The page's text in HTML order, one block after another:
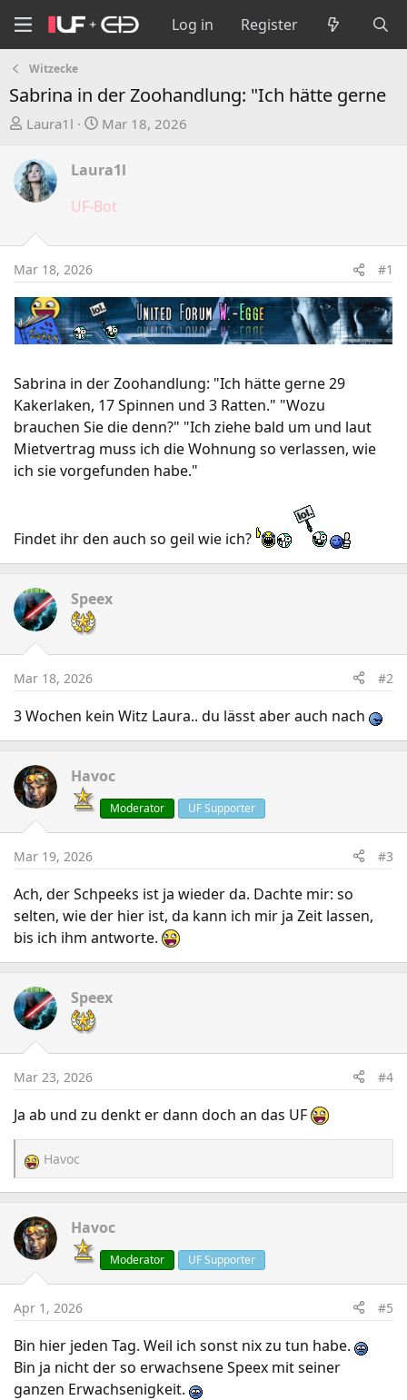
Log in Register
Witzecke
Sabrina in der Zoohandlung: "Ich hätte gerne
T
r
e
a
s
a
r
t
e
Laura1l
S
t
a
e
Mar 18, 2026
Laura1l
UF-Bot
Mar 18, 2026 #1
Sabrina in der Zoohandlung: "Ich hätte gerne 29
Kakerlaken, 17 Spinnen und 3 Ratten." "Wozu
brauchen Sie die denn?" "Ich ziehe bald um und laut
Mietvertrag muss ich die Wohnung so verlassen, wie
ich sie vorgefunden habe."
Findet ihr den auch so geil wie ich?
Speex
Mar 18, 2026 #2
3 Wochen kein Witz Laura.. du lässt aber auch nach
Havoc
Moderator UF Supporter
Mar 19, 2026 #3
Ach, der Schpeeks ist ja wieder da. Dachte mir: so
selten, wie der hier ist, da kann ich mir ja Zeit lassen,
bis ich ihm antworte.
Speex
Mar 23, 2026 #4
Ja ab und zu denkt er dann doch an das UF
R
c
t
i
o
s
:
Havoc
Havoc
Moderator UF Supporter
Apr 1, 2026 #5
Bin hier jeden Tag. Weil ich sonst nix zu tun habe.
Bin ja nicht der so erwachsene Speex mit seiner
ganzen Erwachsenigkeit.